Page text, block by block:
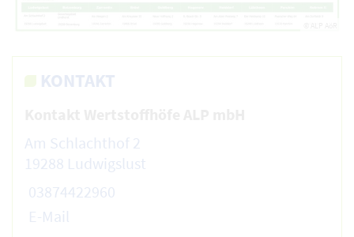
KONTAKT
Am Schlachthof 2
19288 Ludwigslust
03874422960
E-Mail